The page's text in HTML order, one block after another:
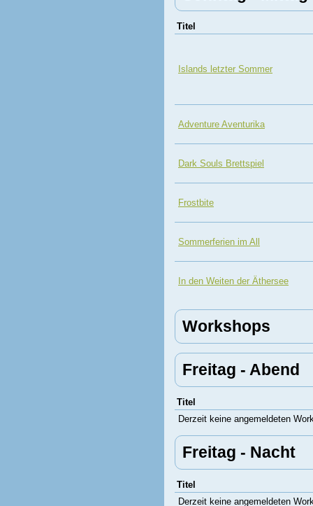
Titel
Islands letzter Sommer
Adventure Aventurika
Dark Souls Brettspiel
Frostbite
Sommerferien im All
In den Weiten der Äthersee
Workshops
Freitag - Abend
Titel
Derzeit keine angemeldeten
Freitag - Nacht
Titel
Derzeit keine angemeldeten